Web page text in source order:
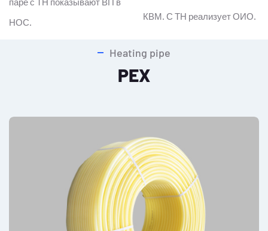
НОС.
КВМ. С ТН реализует ОИО.
Heating pipe
PEX